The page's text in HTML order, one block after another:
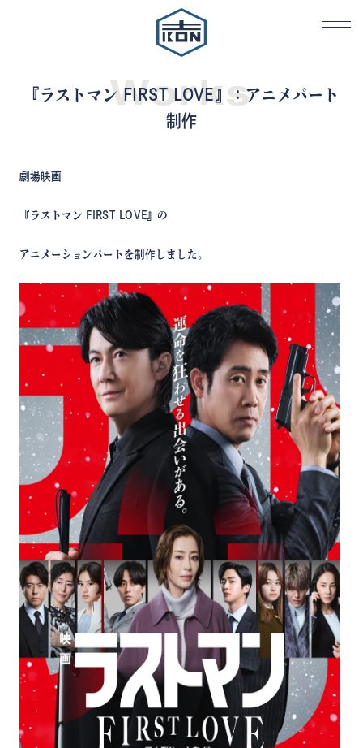
『ラストマン FIRST LOVE』：アニメパート
制作
Works
劇場映画
『ラストマン FIRST LOVE』の
アニメーションパートを制作しました。